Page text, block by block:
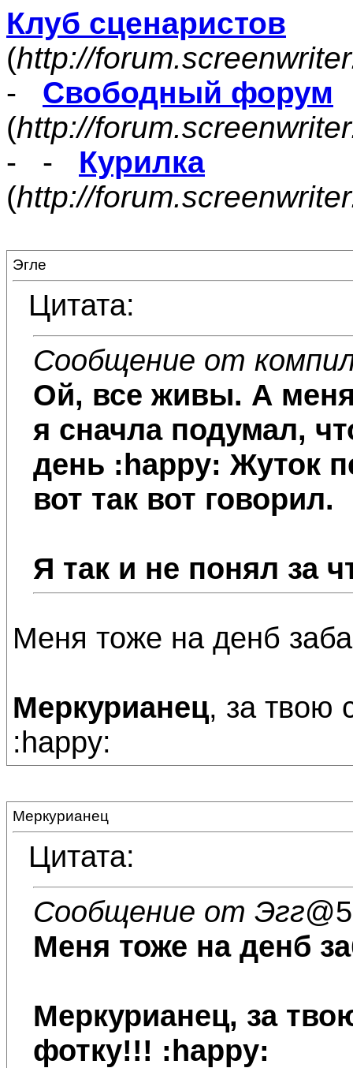
Клуб сценаристов
(http://
- Свободный форум
(http://
- - Курилка
(http://
Эгле
Цитата:
Сообщение от
Ой, все живы. А
я сначла подумал,
день :happy: Жуток
вот так вот говорил.
Я так и не понял за
Меня тоже на денб
Меркурианец, за твою
:happy:
Меркурианец
Цитата:
Сообщение от Эгг
Меня тоже на денб
Меркурианец, за
фотку!!! :happy: